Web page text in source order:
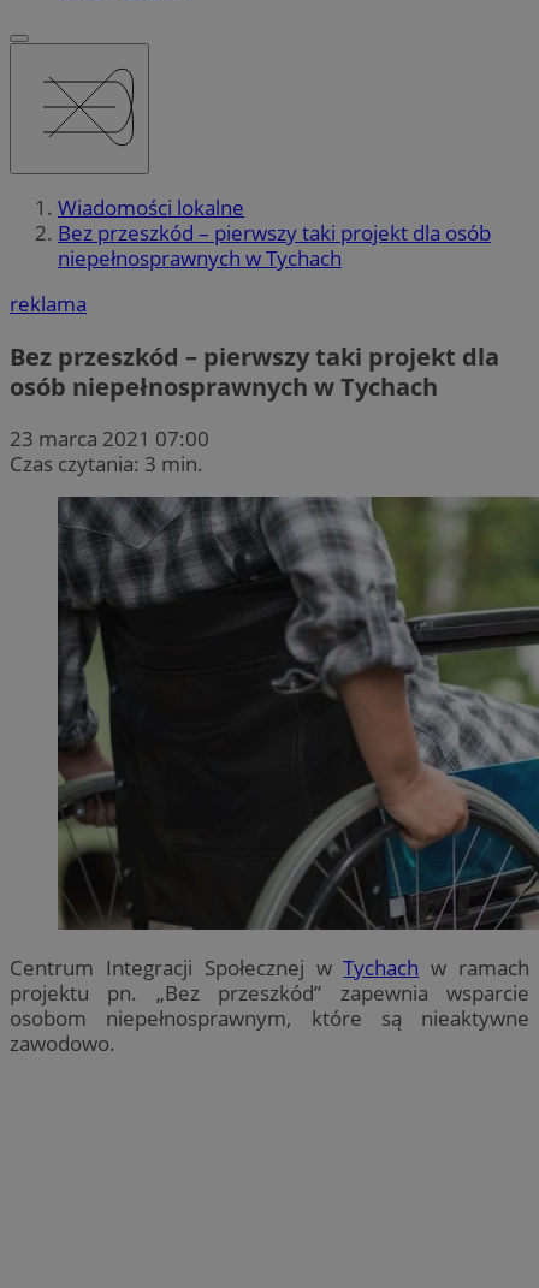
Wiadomości lokalne
Bez przeszkód – pierwszy taki projekt dla osób
niepełnosprawnych w Tychach
reklama
Bez przeszkód – pierwszy taki projekt dla
osób niepełnosprawnych w Tychach
23 marca 2021 07:00
Czas czytania: 3 min.
Centrum Integracji Społecznej wTychach w ramach
projektu pn. „Bez przeszkód” zapewnia wsparcie
osobom niepełnosprawnym, które są nieaktywne
zawodowo.